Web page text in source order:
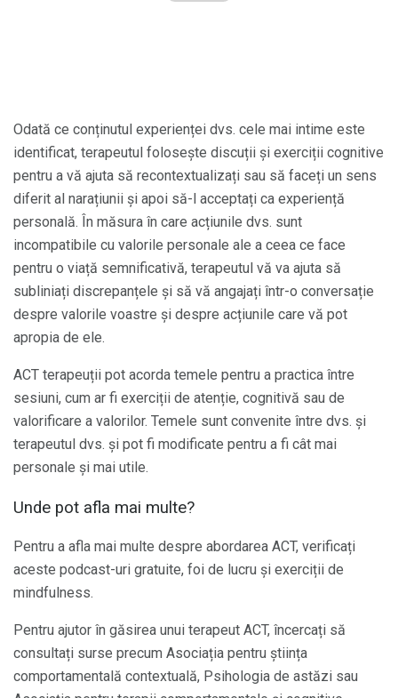
Odată ce conținutul experienței dvs. cele mai intime este
identificat, terapeutul folosește discuții și exerciții cognitive
pentru a vă ajuta să recontextualizați sau să faceți un sens
diferit al narațiunii și apoi să-l acceptați ca experiență
personală. În măsura în care acțiunile dvs. sunt
incompatibile cu valorile personale ale a ceea ce face
pentru o viață semnificativă, terapeutul vă va ajuta să
subliniați discrepanțele și să vă angajați într-o conversație
despre valorile voastre și despre acțiunile care vă pot
apropia de ele.
ACT terapeuții pot acorda temele pentru a practica între
sesiuni, cum ar fi exerciții de atenție, cognitivă sau de
valorificare a valorilor. Temele sunt convenite între dvs. și
terapeutul dvs. și pot fi modificate pentru a fi cât mai
personale și mai utile.
Unde pot afla mai multe?
Pentru a afla mai multe despre abordarea ACT, verificați
aceste podcast-uri gratuite, foi de lucru și exerciții de
mindfulness.
Pentru ajutor în găsirea unui terapeut ACT, încercați să
consultați surse precum Asociația pentru știința
comportamentală contextuală, Psihologia de astăzi sau